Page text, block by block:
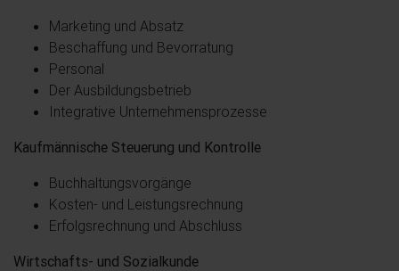
Marketing und Absatz
Beschaffung und Bevorratung
Personal
Der Ausbildungsbetrieb
Integrative Unternehmensprozesse
Kaufmännische Steuerung und Kontrolle
Buchhaltungsvorgänge
Kosten- und Leistungsrechnung
Erfolgsrechnung und Abschluss
Wirtschafts- und Sozialkunde